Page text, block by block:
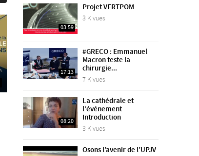
03:59
Projet VERTPOM
3 K vues
17:13
#GRECO : Emmanuel
Macron teste la
chirurgie...
7 K vues
08:20
La cathédrale et
l’événement
Introduction
3 K vues
Osons l’avenir de l’UPJV